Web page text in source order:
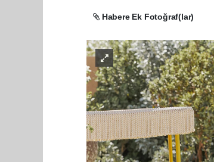
Habere Ek Fotoğraf(lar)